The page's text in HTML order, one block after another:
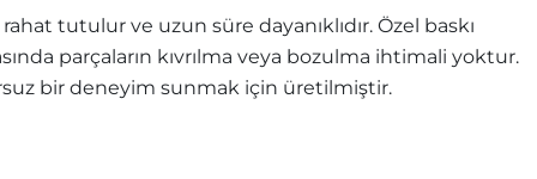
tutulur ve uzun süre dayanıklıdır. Özel baskı
parçaların kıvrılma veya bozulma ihtimali yoktur.
bir deneyim sunmak için üretilmiştir.